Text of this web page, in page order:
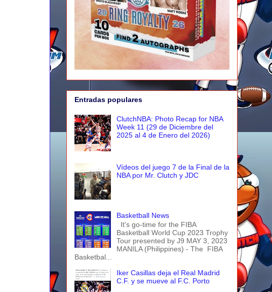
Entradas populares
ClutchNBA: Photo Recap for NBA
Week 11 (29 de Diciembre del
2025 al 4 de Enero del 2026)
Vídeos del juego 7 de la Final de la
NBA por Mr. Clutch y JDC
Basketball News
It's go-time for the FIBA
Basketball World Cup 2023 Trophy
Tour presented by J9 MAY 3, 2023
MANILA (Philippines) - The FIBA
Basketbal...
Iker Casillas deja el Real Madrid
C.F. y se mueve al F.C. Porto